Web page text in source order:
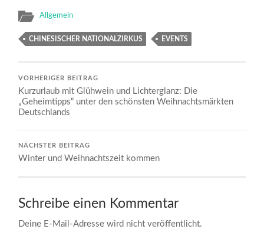
Allgemein
CHINESISCHER NATIONALZIRKUS EVENTS
VORHERIGER BEITRAG
Kurzurlaub mit Glühwein und Lichterglanz: Die
„Geheimtipps“ unter den schönsten Weihnachtsmärkten
Deutschlands
NÄCHSTER BEITRAG
Winter und Weihnachtszeit kommen
Schreibe einen Kommentar
Deine E-Mail-Adresse wird nicht veröffentlicht.